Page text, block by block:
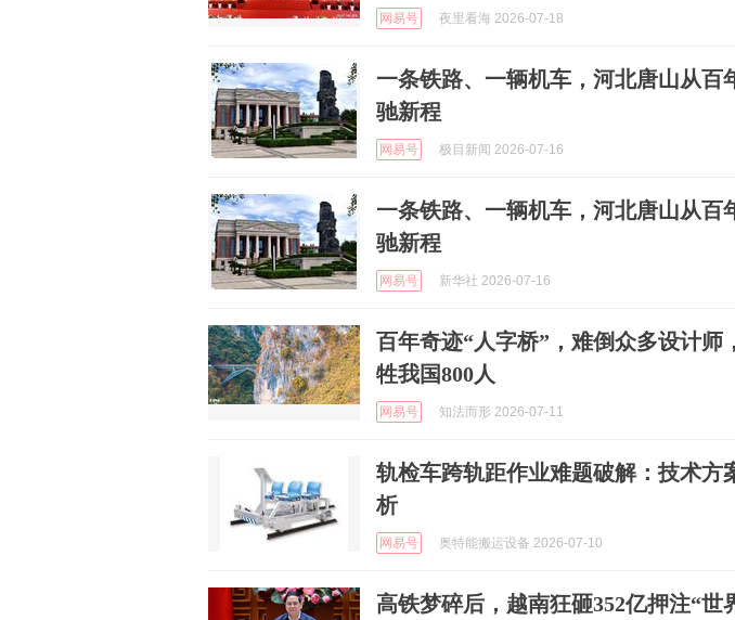
网易号 夜里看海 2026-07-18
一条铁路、一辆机车，河北唐山从百
驰新程
网易号 极目新闻 2026-07-16
一条铁路、一辆机车，河北唐山从百
驰新程
网易号 新华社 2026-07-16
百年奇迹“人字桥”，难倒众多设计师
牲我国800人
网易号 知法而形 2026-07-11
轨检车跨轨距作业难题破解：技术方
析
网易号 奥特能搬运设备 2026-07-10
高铁梦碎后，越南狂砸352亿押注“世